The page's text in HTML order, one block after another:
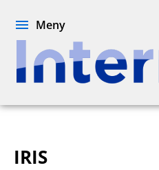
Meny
IRIS